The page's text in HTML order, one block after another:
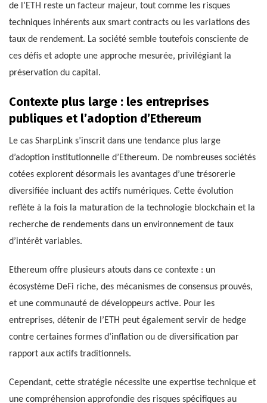
de l’ETH reste un facteur majeur, tout comme les risques
techniques inhérents aux smart contracts ou les variations des
taux de rendement. La société semble toutefois consciente de
ces défis et adopte une approche mesurée, privilégiant la
préservation du capital.
Contexte plus large : les entreprises
publiques et l’adoption d’Ethereum
Le cas SharpLink s’inscrit dans une tendance plus large
d’adoption institutionnelle d’Ethereum. De nombreuses sociétés
cotées explorent désormais les avantages d’une trésorerie
diversifiée incluant des actifs numériques. Cette évolution
reflète à la fois la maturation de la technologie blockchain et la
recherche de rendements dans un environnement de taux
d’intérêt variables.
Ethereum offre plusieurs atouts dans ce contexte : un
écosystème DeFi riche, des mécanismes de consensus prouvés,
et une communauté de développeurs active. Pour les
entreprises, détenir de l’ETH peut également servir de hedge
contre certaines formes d’inflation ou de diversification par
rapport aux actifs traditionnels.
Cependant, cette stratégie nécessite une expertise technique et
une compréhension approfondie des risques spécifiques au